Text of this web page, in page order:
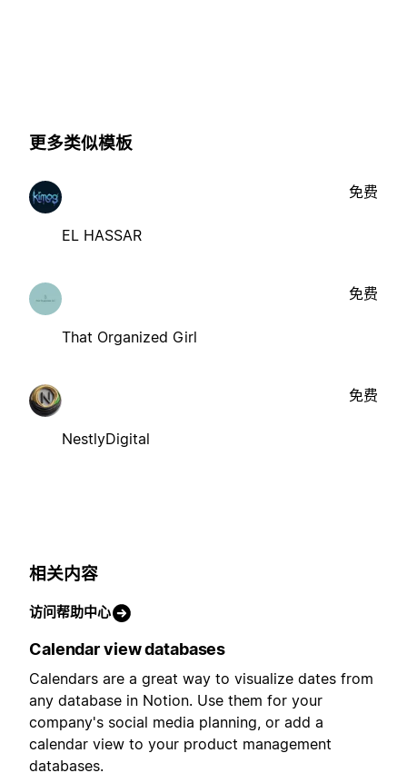
更多类似模板
EL HASSAR
免费
That Organized Girl
免费
NestlyDigital
免费
相关内容
访问帮助中心
Calendar view databases
Calendars are a great way to visualize dates from
any database in Notion. Use them for your
company's social media planning, or add a
calendar view to your product management
databases.